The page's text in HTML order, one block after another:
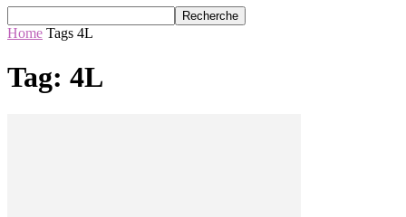
Home Tags 4L
Tag: 4L